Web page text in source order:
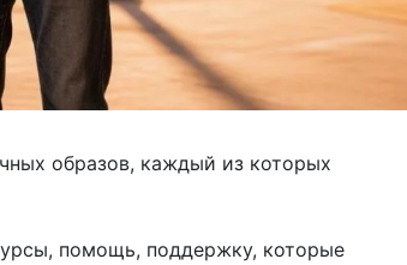
образов, каждый из которых
помощь, поддержку, которые